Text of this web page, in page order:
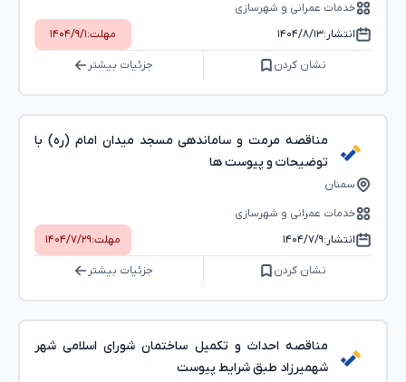
خدمات عمرانی و شهرسازی
انتشار:۱۴۰۴/۸/۱۳ مهلت:۱۴۰۴/۹/۱
نشان کردن جزئیات بیشتر
مناقصه مرمت و ساماندهی مسجد میدان امام (ره) با
توضیحات و پیوست ها
سمنان
خدمات عمرانی و شهرسازی
انتشار:۱۴۰۴/۷/۹ مهلت:۱۴۰۴/۷/۲۹
نشان کردن جزئیات بیشتر
مناقصه احداث و تکمیل ساختمان شورای اسلامی شهر
شهمیرزاد طبق شرایط پیوست